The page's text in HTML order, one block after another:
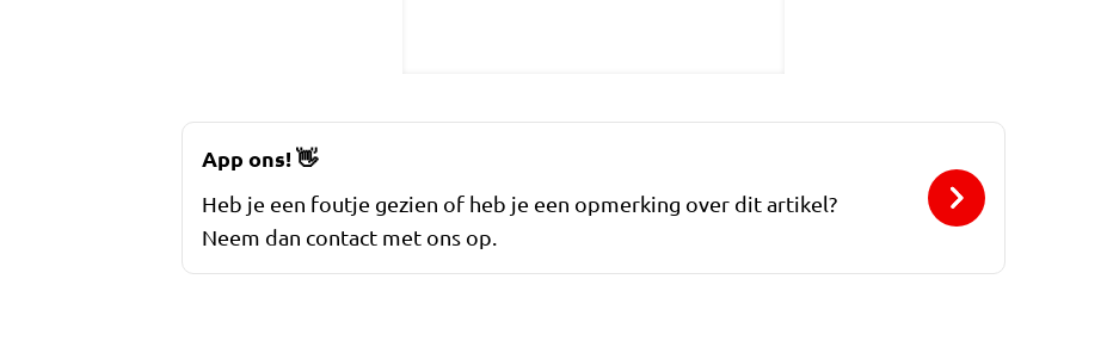
App ons!👋
Heb je een foutje gezien of heb je een opmerking over dit artikel?
Neem dan contact met ons op.